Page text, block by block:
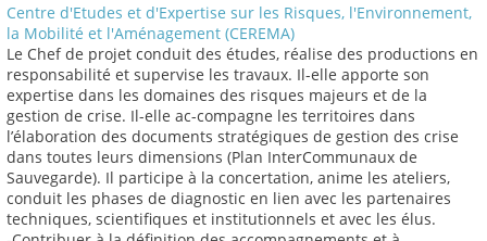
Centre d'Etudes et d'Expertise sur les Risques, l'Environnement,
la Mobilité et l'Aménagement (CEREMA)
Le Chef de projet conduit des études, réalise des productions en
responsabilité et supervise les travaux. Il-elle apporte son
expertise dans les domaines des risques majeurs et de la
gestion de crise. Il-elle ac-compagne les territoires dans
l’élaboration des documents stratégiques de gestion des crise
dans toutes leurs dimensions (Plan InterCommunaux de
Sauvegarde). Il participe à la concertation, anime les ateliers,
conduit les phases de diagnostic en lien avec les partenaires
techniques, scientifiques et institutionnels et avec les élus.